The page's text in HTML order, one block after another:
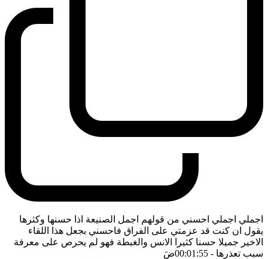
اجملي اجملي احسني من قولهم اجمل الصنيعة اذا حسنها وكثرها
يقول ان كنت قد عزمتي على الفراق فاحسني بجعل هذا اللقاء
الاخير جميلا حسنا كثيرا الانس والغبطة فهو لم يحرص على معرفة
سبب تعذرها - 00:01:55 ضَ